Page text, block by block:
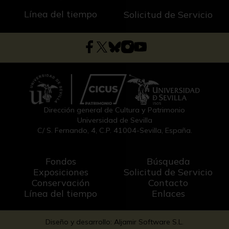
Línea del tiempo Solicitud de Servicio
Dirección general de Cultura y Patrimonio
Universidad de Sevilla
C/ S. Fernando, 4, C.P. 41004-Sevilla, España.
Fondos
Exposiciones
Conservación
Línea del tiempo
Búsqueda
Solicitud de Servicio
Contacto
Enlaces
Diseño y desarrollo: Aljamir Software S.L.